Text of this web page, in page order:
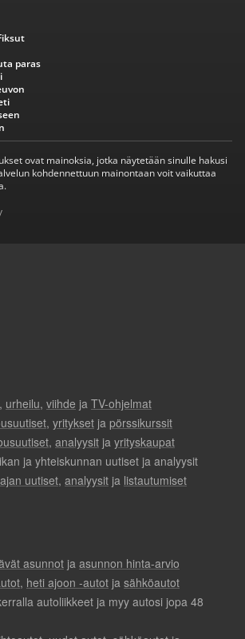
paras
ovat mainoksia, jotka näytetään sinulle hakusi
kohdennettuun mainontaan voit vaikuttaa